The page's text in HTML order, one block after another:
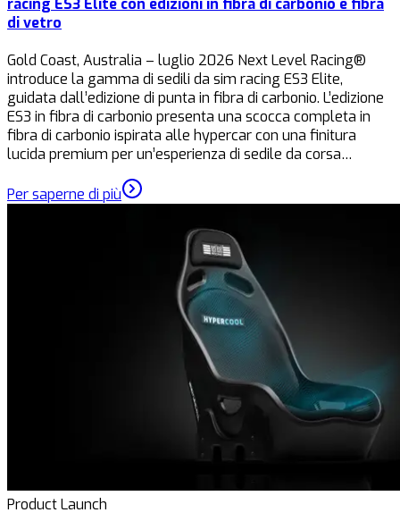
racing ES3 Elite con edizioni in fibra di carbonio e fibra
di vetro
Gold Coast, Australia – luglio 2026 Next Level Racing®
introduce la gamma di sedili da sim racing ES3 Elite,
guidata dall’edizione di punta in fibra di carbonio. L’edizione
ES3 in fibra di carbonio presenta una scocca completa in
fibra di carbonio ispirata alle hypercar con una finitura
lucida premium per un’esperienza di sedile da corsa…
Per saperne di più
Product Launch